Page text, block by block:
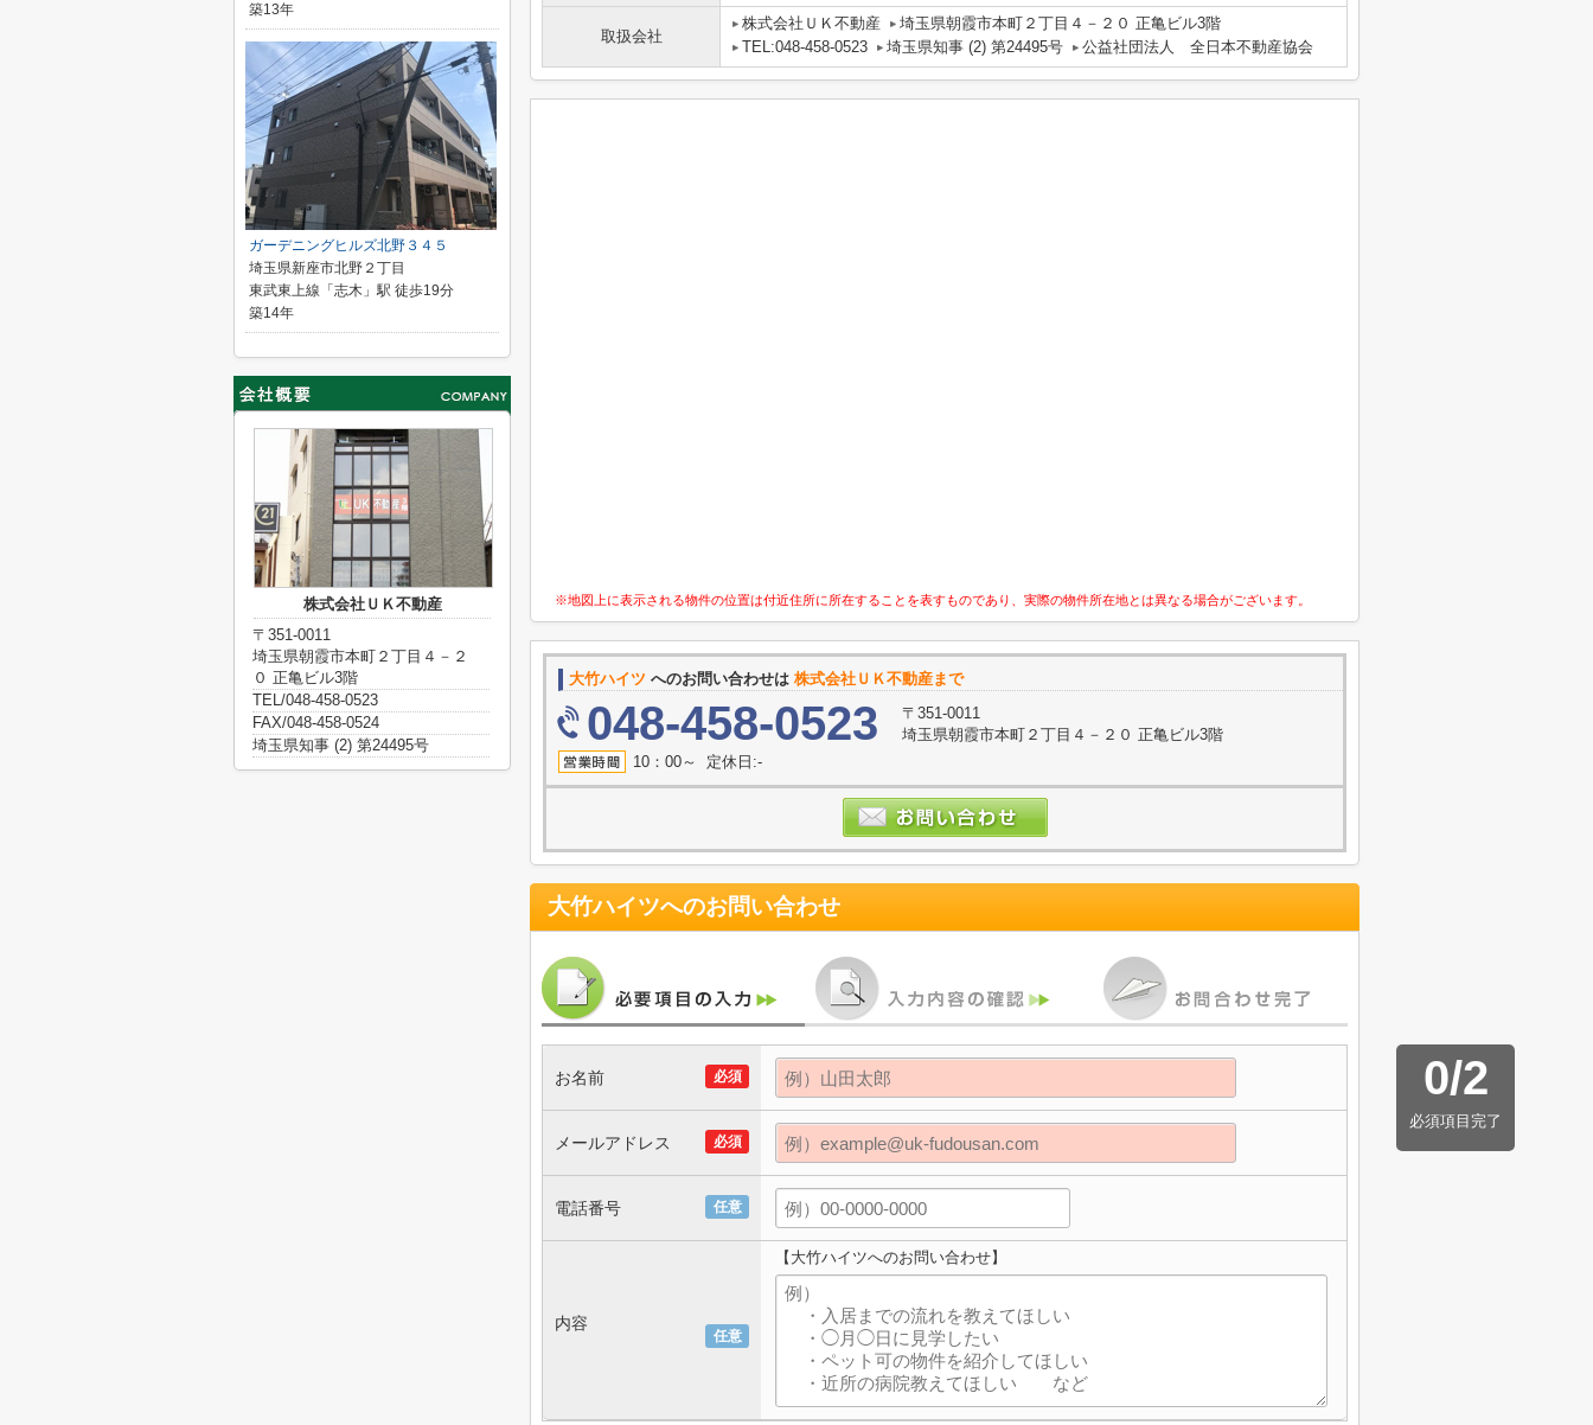
取扱会社
株式会社ＵＫ不動産
埼玉県朝霞市本町２丁目４－２０ 正亀ビル3階
TEL:048-458-0523
埼玉県知事 (2) 第24495号 公益社団法人 全日本不動産協会
※地図上に表示される物件の位置は付近住所に所在することを表すものであり、実際の物件所在地とは異なる場合がございます。
大竹ハイツ へのお問い合わせは 株式会社ＵＫ不動産まで
048-458-0523
〒351-0011
埼玉県朝霞市本町２丁目４－２０ 正亀ビル3階
10：00～ 定休日:-
大竹ハイツへのお問い合わせ
0/2
必須項目完了
必須
お名前
必須
メールアドレス
任意
電話番号
任意
内容
【大竹ハイツへのお問い合わせ】
築13年
ガーデニングヒルズ北野３４５
埼玉県新座市北野２丁目
東武東上線「志木」駅 徒歩19分
築14年
株式会社ＵＫ不動産
〒351-0011
埼玉県朝霞市本町２丁目４－２
０ 正亀ビル3階
TEL/048-458-0523
FAX/048-458-0524
埼玉県知事 (2) 第24495号